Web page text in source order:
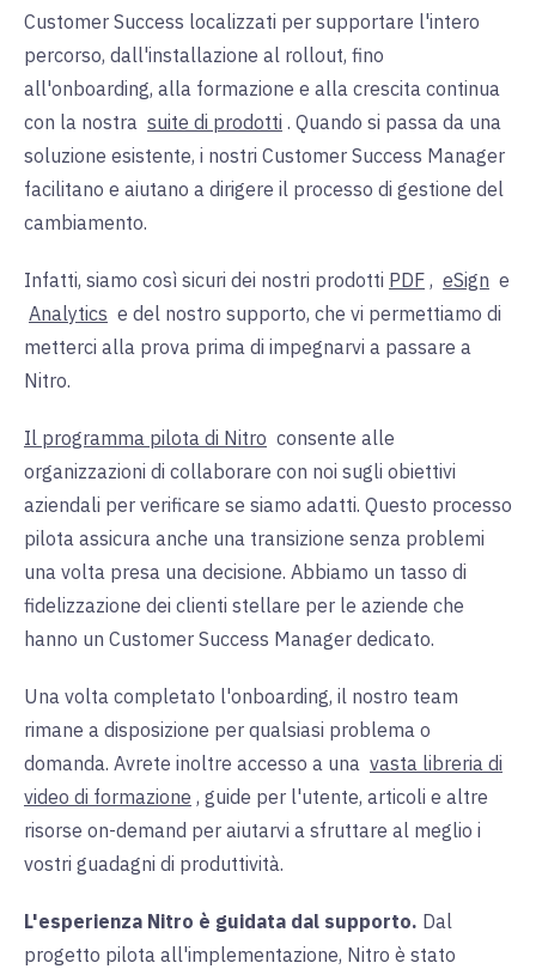
Customer Success localizzati per supportare l'intero
percorso, dall'installazione al rollout, fino
all'onboarding, alla formazione e alla crescita continua
con la nostra suite di prodotti . Quando si passa da una
soluzione esistente, i nostri Customer Success Manager
facilitano e aiutano a dirigere il processo di gestione del
cambiamento.
Infatti, siamo così sicuri dei nostri prodotti PDF , eSign e
Analytics e del nostro supporto, che vi permettiamo di
metterci alla prova prima di impegnarvi a passare a
Nitro.
Il programma pilota di Nitro consente alle
organizzazioni di collaborare con noi sugli obiettivi
aziendali per verificare se siamo adatti. Questo processo
pilota assicura anche una transizione senza problemi
una volta presa una decisione. Abbiamo un tasso di
fidelizzazione dei clienti stellare per le aziende che
hanno un Customer Success Manager dedicato.
Una volta completato l'onboarding, il nostro team
rimane a disposizione per qualsiasi problema o
domanda. Avrete inoltre accesso a una vasta libreria di
video di formazione , guide per l'utente, articoli e altre
risorse on-demand per aiutarvi a sfruttare al meglio i
vostri guadagni di produttività.
L'esperienza Nitro è guidata dal supporto. Dal
progetto pilota all'implementazione, Nitro è stato